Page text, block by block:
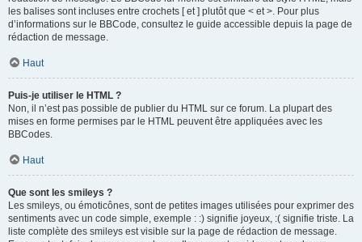
les balises sont incluses entre crochets [ et ] plutôt que < et >. Pour plus
d’informations sur le BBCode, consultez le guide accessible depuis la page de
rédaction de message.
Haut
Puis-je utiliser le HTML ?
Non, il n’est pas possible de publier du HTML sur ce forum. La plupart des
mises en forme permises par le HTML peuvent être appliquées avec les
BBCodes.
Haut
Que sont les smileys ?
Les smileys, ou émoticônes, sont de petites images utilisées pour exprimer des
sentiments avec un code simple, exemple : :) signifie joyeux, :( signifie triste. La
liste complète des smileys est visible sur la page de rédaction de message.